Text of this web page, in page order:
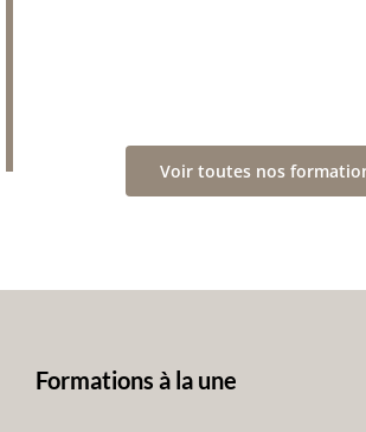
Voir toutes nos
Formations à la une